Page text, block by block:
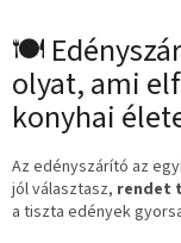
🍽
olyat, ami
konyhai
Az edényszárító az
jól választasz, rendet
a tiszta edények